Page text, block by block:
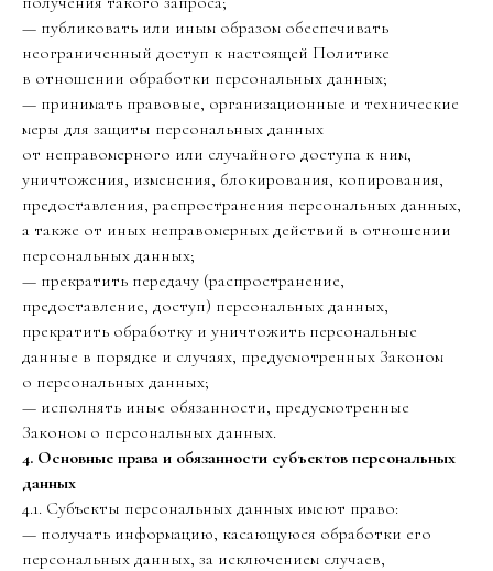
— публиковать или иным образом обеспечивать
неограниченный доступ к настоящей Политике
в отношении обработки персональных данных;
— принимать правовые, организационные и технические
меры для защиты персональных данных
от неправомерного или случайного доступа к ним,
уничтожения, изменения, блокирования, копирования,
предоставления, распространения персональных данных,
а также от иных неправомерных действий в отношении
персональных данных;
— прекратить передачу (распространение,
предоставление, доступ) персональных данных,
прекратить обработку и уничтожить персональные
данные в порядке и случаях, предусмотренных Законом
о персональных данных;
— исполнять иные обязанности, предусмотренные
Законом о персональных данных.
4. Основные права и обязанности субъектов персональных
данных
4.1. Субъекты персональных данных имеют право:
— получать информацию, касающуюся обработки его
персональных данных, за исключением случаев,